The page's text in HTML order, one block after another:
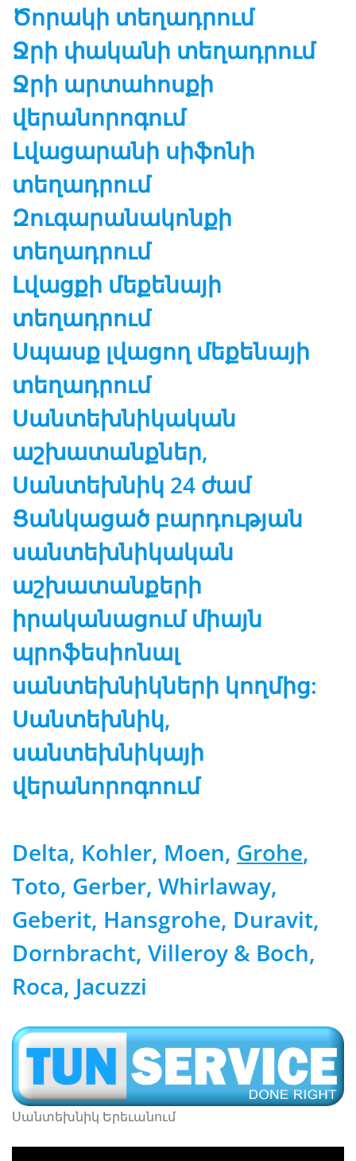
Ծորակի տեղադրում
Ջրի փականի տեղադրում
Ջրի արտահոսքի
վերանորոգում
Լվացարանի սիֆոնի
տեղադրում
Զուգարանակոնքի
տեղադրում
Լվացքի մեքենայի
տեղադրում
Սպասք լվացող մեքենայի
տեղադրում
Սանտեխնիկական
աշխատանքներ,
Սանտեխնիկ 24 ժամ
Ցանկացած բարդության
սանտեխնիկական
աշխատանքերի
իրականացում միայն
պրոֆեսիոնալ
սանտեխնիկների կողմից:
Սանտեխնիկ,
սանտեխնիկայի
վերանորոգոում
Delta, Kohler, Moen, Grohe,
Toto, Gerber, Whirlaway,
Geberit, Hansgrohe, Duravit,
Dornbracht, Villeroy & Boch,
Roca, Jacuzzi
Սանտեխնիկ Երեւանում